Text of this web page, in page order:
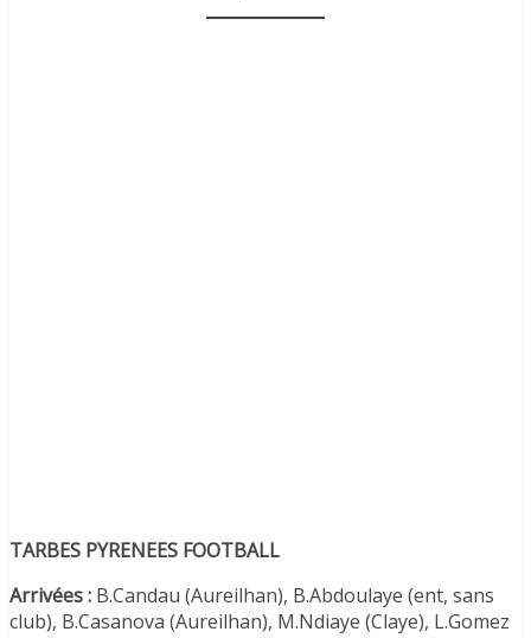
TARBES PYRENEES FOOTBALL
Arrivées : B.Candau (Aureilhan), B.Abdoulaye (ent, sans
club), B.Casanova (Aureilhan), M.Ndiaye (Claye), L.Gomez